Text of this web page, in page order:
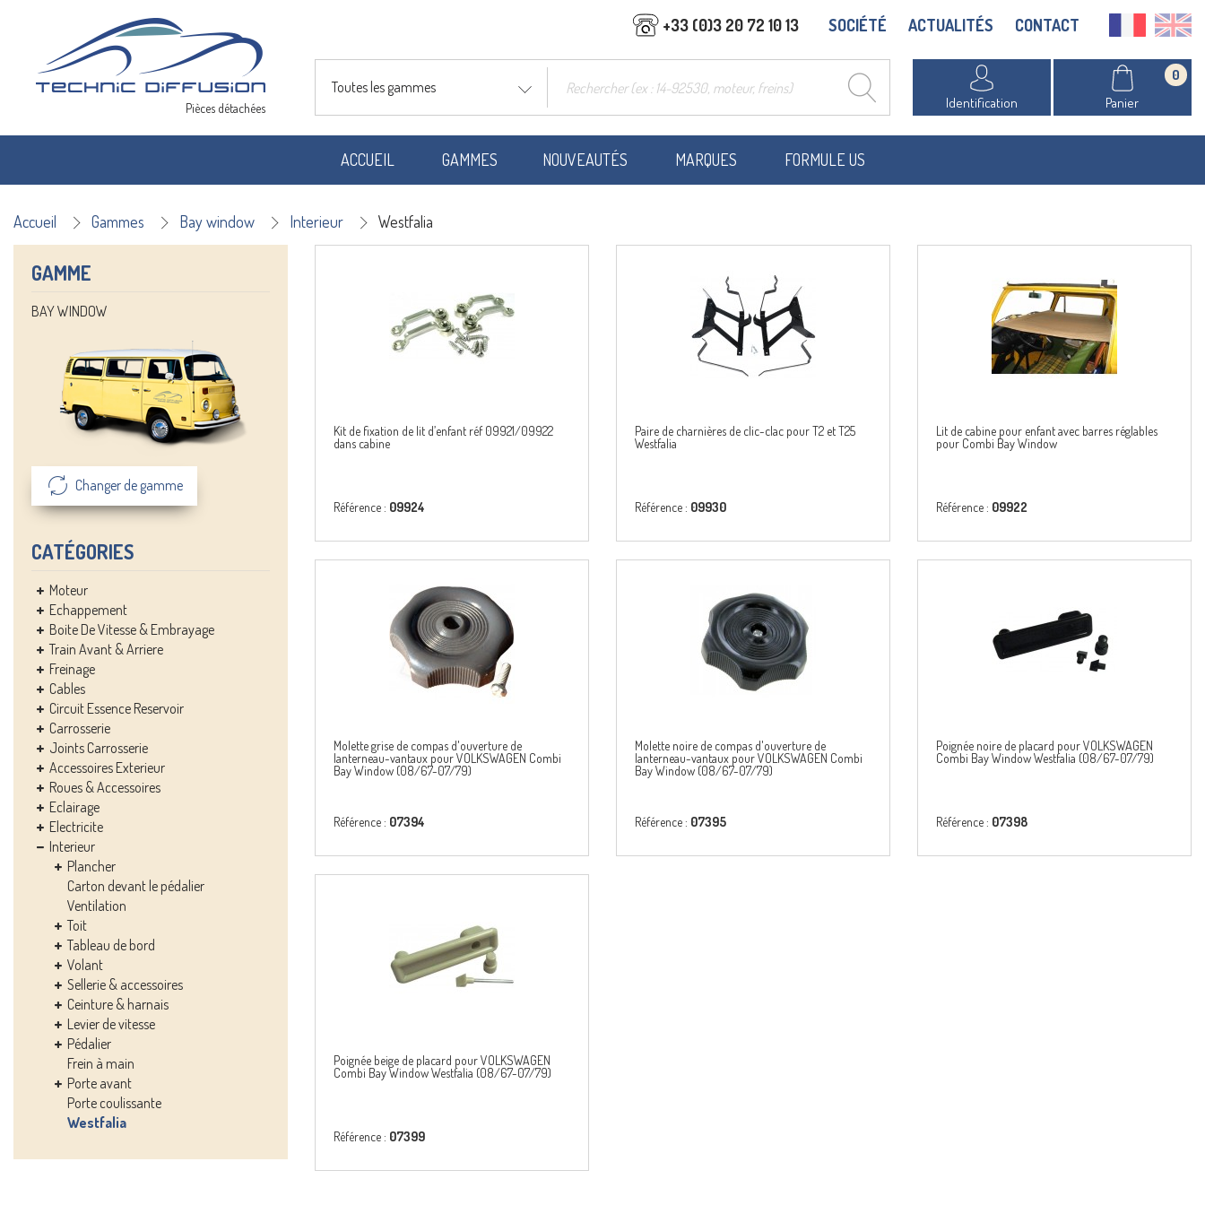
Pièces détachées
+33 (0)3 20 72 10 13 SOCIÉTÉ ACTUALITÉS CONTACT
Toutes les gammes
Identification Panier
0
ACCUEIL GAMMES NOUVEAUTÉS MARQUES FORMULE US
Accueil Gammes Bay window Interieur Westfalia
GAMME
BAY WINDOW
Changer de gamme
CATÉGORIES
Moteur
Echappement
Boite De Vitesse & Embrayage
Train Avant & Arriere
Freinage
Cables
Circuit Essence Reservoir
Carrosserie
Joints Carrosserie
Accessoires Exterieur
Roues & Accessoires
Eclairage
Electricite
Interieur
Plancher
Carton devant le pédalier
Ventilation
Toit
Tableau de bord
Volant
Sellerie & accessoires
Ceinture & harnais
Levier de vitesse
Pédalier
Frein à main
Porte avant
Porte coulissante
Westfalia
Kit de fixation de lit d’enfant réf 09921/09922
dans cabine
Référence : 09924
Paire de charnières de clic-clac pour T2 et T25
Westfalia
Référence : 09930
Lit de cabine pour enfant avec barres réglables
pour Combi Bay Window
Référence : 09922
Molette grise de compas d'ouverture de
lanterneau-vantaux pour VOLKSWAGEN Combi
Bay Window (08/67-07/79)
Référence : 07394
Molette noire de compas d'ouverture de
lanterneau-vantaux pour VOLKSWAGEN Combi
Bay Window (08/67-07/79)
Référence : 07395
Poignée noire de placard pour VOLKSWAGEN
Combi Bay Window Westfalia (08/67-07/79)
Référence : 07398
Poignée beige de placard pour VOLKSWAGEN
Combi Bay Window Westfalia (08/67-07/79)
Référence : 07399